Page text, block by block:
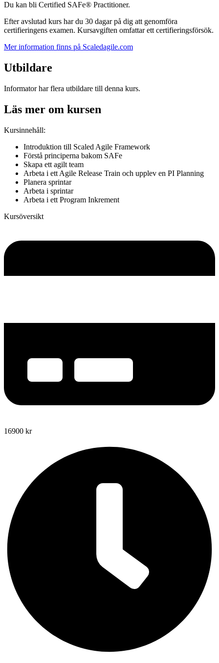
Du kan bli Certified SAFe® Practitioner.
Efter avslutad kurs har du 30 dagar på dig att genomföra
certifieringens examen. Kursavgiften omfattar ett certifieringsförsök.
Mer information finns på Scaledagile.com
Utbildare
Informator har flera utbildare till denna kurs.
Läs mer om kursen
Kursinnehåll:
Introduktion till Scaled Agile Framework
Förstå principerna bakom SAFe
Skapa ett agilt team
Arbeta i ett Agile Release Train och upplev en PI Planning
Planera sprintar
Arbeta i sprintar
Arbeta i ett Program Inkrement
Kursöversikt
16900 kr